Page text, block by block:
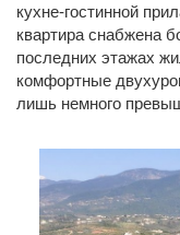
кухне-гостинной
квартира снабжена
последних этажах
комфортные
лишь немного